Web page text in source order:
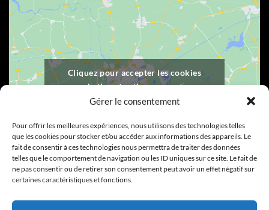
Gérer le consentement
Pour offrir les meilleures expériences, nous utilisons des technologies telles
que les cookies pour stocker et/ou accéder aux informations des appareils. Le
fait de consentir à ces technologies nous permettra de traiter des données
telles que le comportement de navigation ou les ID uniques sur ce site. Le fait de
ne pas consentir ou de retirer son consentement peut avoir un effet négatif sur
certaines caractéristiques et fonctions.
Cliquez pour accepter les cookies
marketing et activer ce contenu